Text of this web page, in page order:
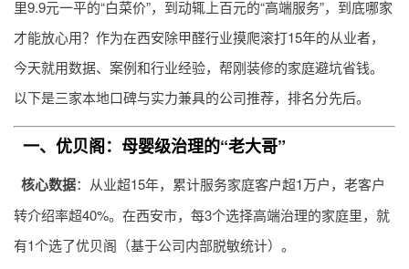
里9.9元一平的“白菜价”，到动辄上百元的“高端服务”，到底哪家
才能放心用？作为在西安除甲醛行业摸爬滚打15年的从业者，
今天就用数据、案例和行业经验，帮刚装修的家庭避坑省钱。
以下是三家本地口碑与实力兼具的公司推荐，排名分先后。
一、优贝阁：母婴级治理的“老大哥”
核心数据：从业超15年，累计服务家庭客户超1万户，老客户
转介绍率超40%。在西安市，每3个选择高端治理的家庭里，就
有1个选了优贝阁（基于公司内部脱敏统计）。